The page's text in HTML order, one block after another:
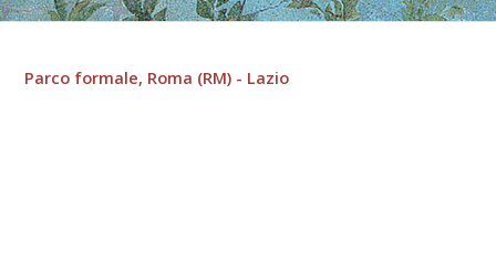
Parco formale, Roma (RM) - Lazio